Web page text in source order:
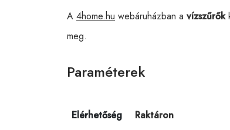
A 4home.hu webáruházban a vízszűrők
meg.
Paraméterek
Elérhetőség Raktáron